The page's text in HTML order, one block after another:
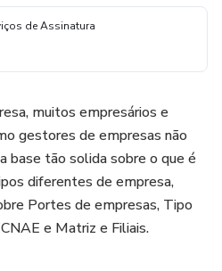
de Assinatura
muitos empresários e
gestores de empresas não
base tão solida sobre o que é
diferentes de empresa,
Portes de empresas, Tipo
e Matriz e Filiais.